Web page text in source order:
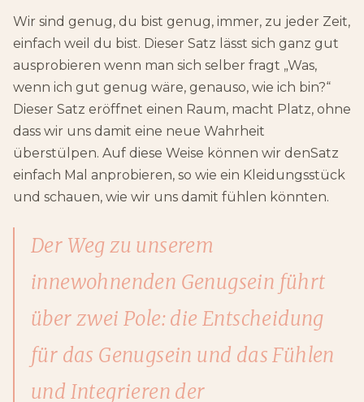
Wir sind genug, du bist genug, immer, zu jeder Zeit,
einfach weil du bist. Dieser Satz lässt sich ganz gut
ausprobieren wenn man sich selber fragt „Was,
wenn ich gut genug wäre, genauso, wie ich bin?“
Dieser Satz eröffnet einen Raum, macht Platz, ohne
dass wir uns damit eine neue Wahrheit
überstülpen. Auf diese Weise können wir denSatz
einfach Mal anprobieren, so wie ein Kleidungsstück
und schauen, wie wir uns damit fühlen könnten.
Der Weg zu unserem
innewohnenden Genugsein führt
über zwei Pole: die Entscheidung
für das Genugsein und das Fühlen
und Integrieren der